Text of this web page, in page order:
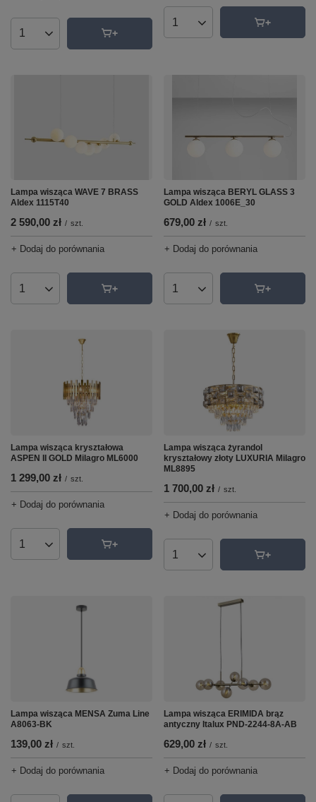
Ilość produktów
Ilość produktów
Lampa wisząca WAVE 7 BRASS
Aldex 1115T40
2 590,00 zł / szt.
+ Dodaj do porównania
Ilość produktów
Lampa wisząca BERYL GLASS 3
GOLD Aldex 1006E_30
679,00 zł / szt.
+ Dodaj do porównania
Ilość produktów
Lampa wisząca kryształowa
ASPEN II GOLD Milagro ML6000
1 299,00 zł / szt.
+ Dodaj do porównania
Ilość produktów
Lampa wisząca żyrandol
kryształowy złoty LUXURIA Milagro
ML8895
1 700,00 zł / szt.
+ Dodaj do porównania
Ilość produktów
Lampa wisząca MENSA Zuma Line
A8063-BK
139,00 zł / szt.
+ Dodaj do porównania
Lampa wisząca ERIMIDA brąz
antyczny Italux PND-2244-8A-AB
629,00 zł / szt.
+ Dodaj do porównania